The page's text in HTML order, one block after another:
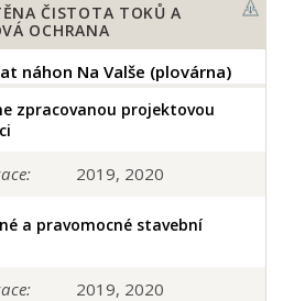
ČISTOTA TOKŮ A
OCHRANA
náhon Na Valše (plovárna)
zpracovanou projektovou
2019, 2020
a pravomocné stavební
2019, 2020